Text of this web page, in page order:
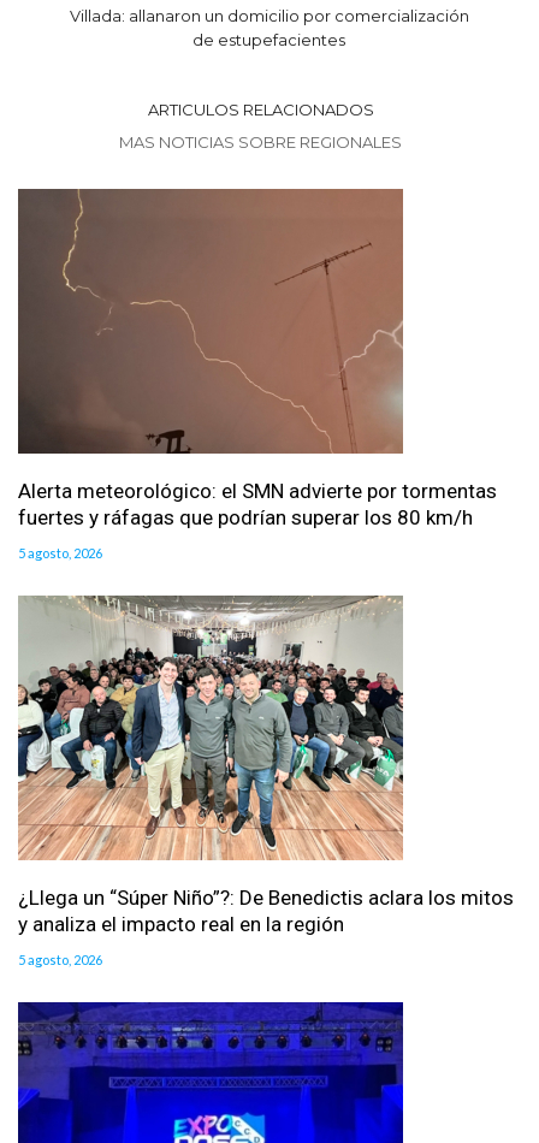
Villada: allanaron un domicilio por comercialización
de estupefacientes
ARTICULOS RELACIONADOS
MAS NOTICIAS SOBRE REGIONALES
Alerta meteorológico: el SMN advierte por tormentas
fuertes y ráfagas que podrían superar los 80 km/h
5 agosto, 2026
¿Llega un “Súper Niño”?: De Benedictis aclara los mitos
y analiza el impacto real en la región
5 agosto, 2026